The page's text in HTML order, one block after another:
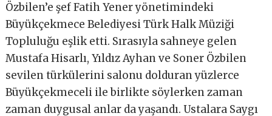
Özbilen’e şef Fatih Yener yönetimindeki
Büyükçekmece Belediyesi Türk Halk Müziği
Topluluğu eşlik etti. Sırasıyla sahneye gelen
Mustafa Hisarlı, Yıldız Ayhan ve Soner Özbilen
sevilen türkülerini salonu dolduran yüzlerce
Büyükçekmeceli ile birlikte söylerken zaman
zaman duygusal anlar da yaşandı. Ustalara Saygı